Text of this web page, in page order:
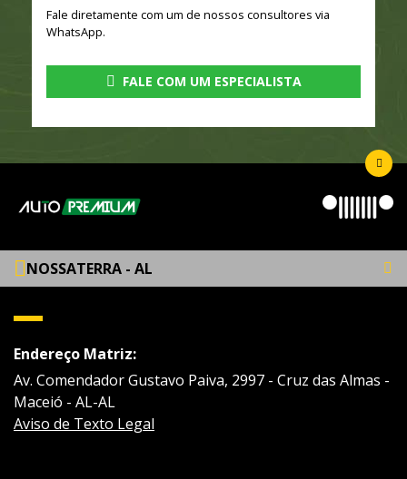
Fale diretamente com um de nossos consultores via
WhatsApp.
FALE COM UM ESPECIALISTA
NOSSATERRA - AL
Endereço Matriz:
Av. Comendador Gustavo Paiva, 2997 - Cruz das Almas -
Maceió - AL-AL
Aviso de Texto Legal